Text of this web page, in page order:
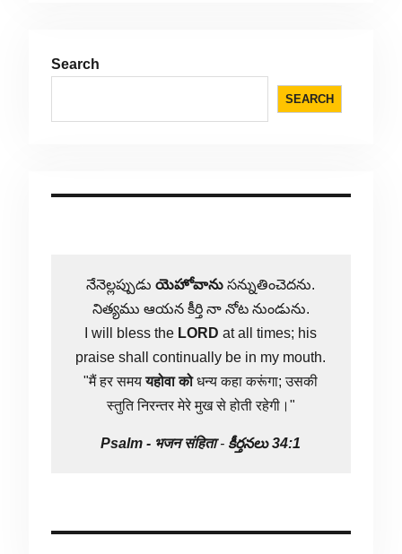
Search
SEARCH
నేనెల్లప్పుడుయెహోవాను సన్నుతించెదను.
నిత్యము ఆయన కీర్తి నా నోట నుండును.
I will bless the LORD at all times; his
praise shall continually be in my mouth.
"मैं हर समययहोवा कोधन्य कहा करूंगा; उसकी
स्तुति निरन्तर मेरे मुख से होती रहेगी।"
Psalm - भजन संहिता- కీర్తనలు 34:1